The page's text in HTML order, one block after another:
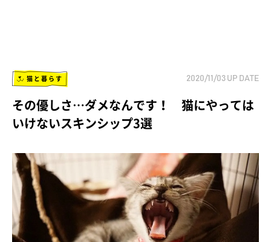
猫と暮らす 2020/11/03 UP DATE
その優しさ…ダメなんです！ 猫にやっては
いけないスキンシップ3選